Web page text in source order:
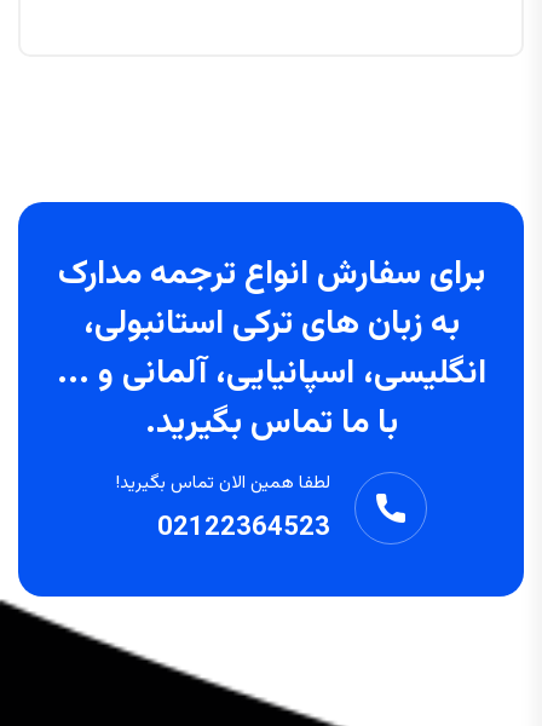
برای سفارش انواع ترجمه مدارک
به زبان های ترکی استانبولی،
انگلیسی، اسپانیایی، آلمانی و ...
با ما تماس بگیرید.
لطفا همین الان تماس بگیرید!
02122364523